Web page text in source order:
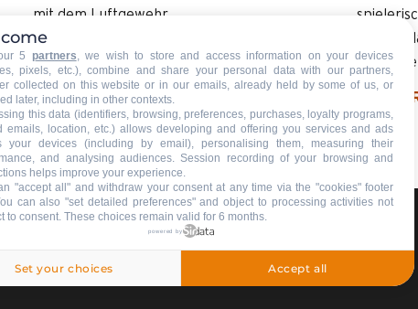
mit dem Luftgewehr.
MEHR ERFAHREN
Ihnen
MEHR
5 partners, we wish to store and access information on your devices
pixels, etc.), combine and share your personal data with our partners,
collected on this website or in our emails, already held by some of us, or
later, including in other contexts.
this data (identifiers, browsing, preferences, purchases, loyalty programs,
emails, location, etc.) allows developing and offering you services and ads
your devices (including by email), personalising them, measuring their
and analysing audiences. Session recording of your browsing and
helps improve your experience.
"accept all" and withdraw your consent at any time via the "cookies" footer
can also "set detailed preferences" and object to processing activities not
to consent. These choices remain valid for 6 months.
powered by
Set your choices Accept all